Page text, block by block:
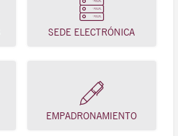
SEDE ELECTRÓNICA
EMPADRONAMIENTO